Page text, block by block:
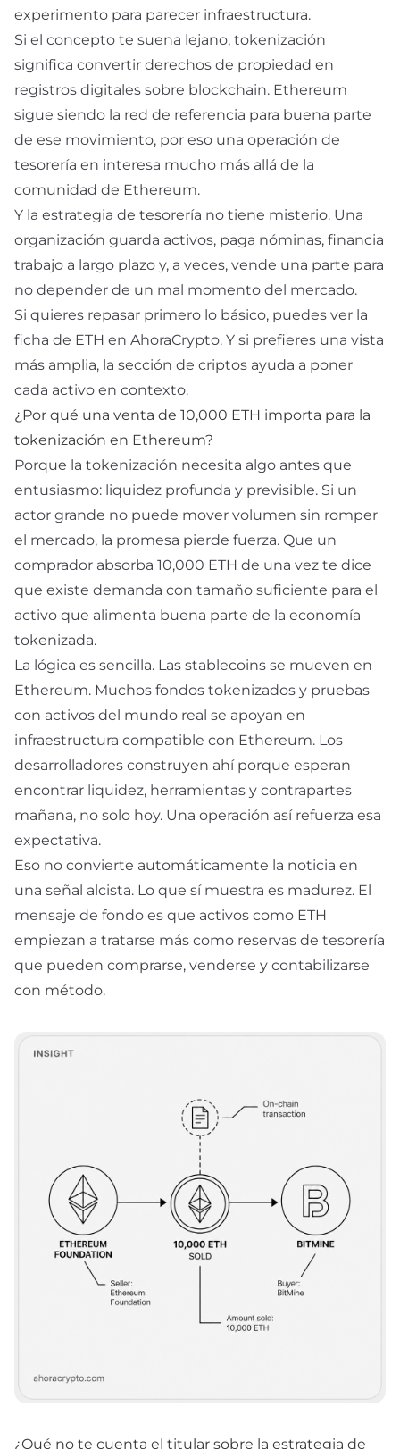
experimento para parecer infraestructura.
Si el concepto te suena lejano, tokenización
significa convertir derechos de propiedad en
registros digitales sobre blockchain. Ethereum
sigue siendo la red de referencia para buena parte
de ese movimiento, por eso una operación de
tesorería en interesa mucho más allá de la
comunidad de Ethereum.
Y la estrategia de tesorería no tiene misterio. Una
organización guarda activos, paga nóminas, financia
trabajo a largo plazo y, a veces, vende una parte para
no depender de un mal momento del mercado.
Si quieres repasar primero lo básico, puedes ver la
ficha de ETH en AhoraCrypto. Y si prefieres una vista
más amplia, la sección de criptos ayuda a poner
cada activo en contexto.
¿Por qué una venta de 10,000 ETH importa para la
tokenización en Ethereum?
Porque la tokenización necesita algo antes que
entusiasmo: liquidez profunda y previsible. Si un
actor grande no puede mover volumen sin romper
el mercado, la promesa pierde fuerza. Que un
comprador absorba 10,000 ETH de una vez te dice
que existe demanda con tamaño suficiente para el
activo que alimenta buena parte de la economía
tokenizada.
La lógica es sencilla. Las stablecoins se mueven en
Ethereum. Muchos fondos tokenizados y pruebas
con activos del mundo real se apoyan en
infraestructura compatible con Ethereum. Los
desarrolladores construyen ahí porque esperan
encontrar liquidez, herramientas y contrapartes
mañana, no solo hoy. Una operación así refuerza esa
expectativa.
Eso no convierte automáticamente la noticia en
una señal alcista. Lo que sí muestra es madurez. El
mensaje de fondo es que activos como ETH
empiezan a tratarse más como reservas de tesorería
que pueden comprarse, venderse y contabilizarse
con método.
¿Qué no te cuenta el titular sobre la estrategia de